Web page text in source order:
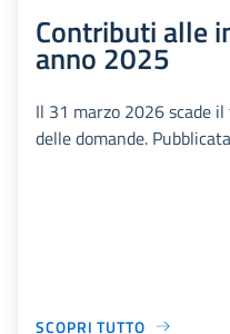
Contributi alle
anno 2025
Il 31 marzo 2026 scade
delle domande.
SCOPRI TUTTO